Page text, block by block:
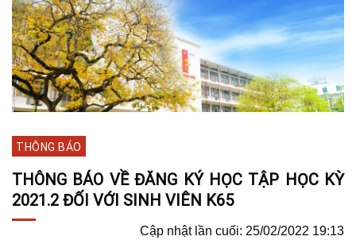
THÔNG BÁO
THÔNG BÁO VỀ ĐĂNG KÝ HỌC TẬP HỌC KỲ
2021.2 ĐỐI VỚI SINH VIÊN K65
Cập nhật lần cuối: 25/02/2022 19:13